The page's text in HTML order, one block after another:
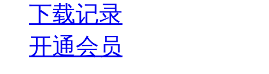
下载记录
开通会员